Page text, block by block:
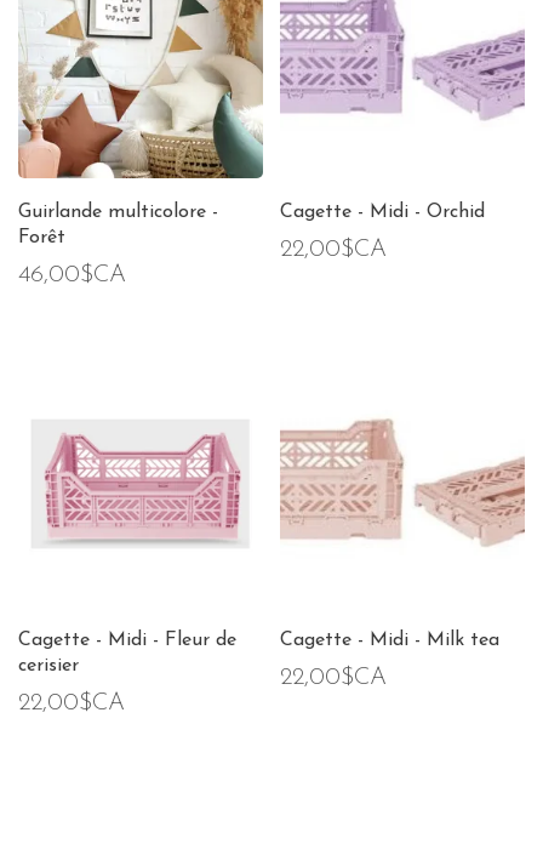
Guirlande multicolore -
Forêt
46,00$CA
Cagette - Midi - Orchid
22,00$CA
Cagette - Midi - Fleur de
cerisier
22,00$CA
Cagette - Midi - Milk tea
22,00$CA